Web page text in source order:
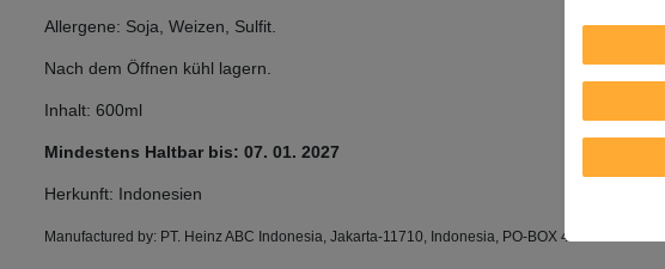
Allergene: Soja, Weizen, Sulfit.
Nach dem Öffnen kühl lagern.
Inhalt: 600ml
Mindestens Haltbar bis: 07. 01. 2027
Herkunft: Indonesien
Manufactured by: PT. Heinz ABC Indonesia, Jakarta-11710, Indonesia, PO-BOX 4608/ JKT-10001